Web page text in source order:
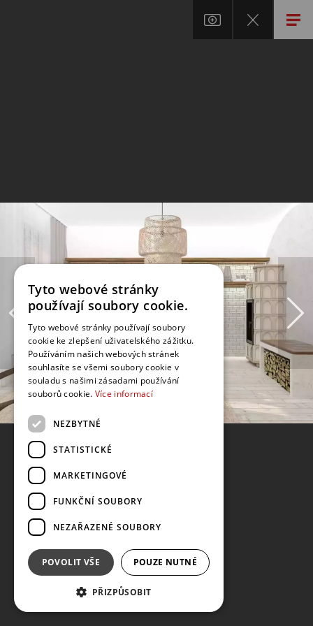
Tyto webové stránky
používají soubory cookie.
Tyto webové stránky používají soubory
cookie ke zlepšení uživatelského zážitku.
Používáním našich webových stránek
souhlasíte se všemi soubory cookie v
souladu s našimi zásadami používání
souborů cookie. Více informací
NEZBYTNÉ
STATISTICKÉ
MARKETINGOVÉ
FUNKČNÍ SOUBORY
NEZAŘAZENÉ SOUBORY
POVOLIT VŠE POUZE NUTNÉ
PŘIZPŮSOBIT